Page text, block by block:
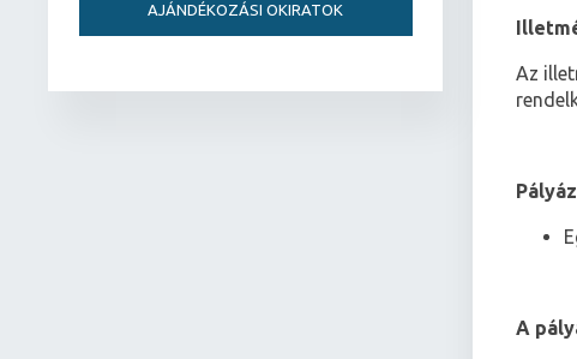
Az
A
AJÁNDÉKOZÁSI OKIRATOK